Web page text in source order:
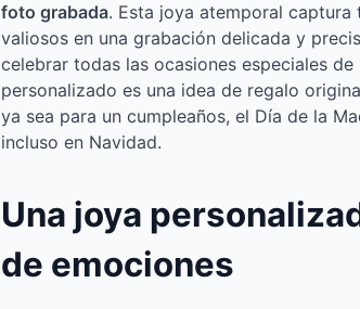
foto grabada. Esta joya atemporal captura
valiosos en una grabación delicada y
celebrar todas las ocasiones especiales
personalizado es una idea de regalo
ya sea para un cumpleaños, el Día de la
incluso en Navidad.
Una joya
de emociones